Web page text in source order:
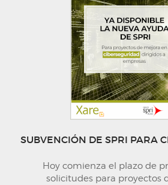
SUBVENCIÓN DE SPRI PARA
Hoy comienza el plazo de
solicitudes para proyectos